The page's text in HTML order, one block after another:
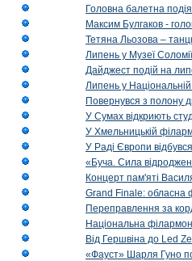
Головна балетна подія
Максим Булгаков -
Тетяна Льозова –
Липень у Музеї
Дайджест подій на
Липень у Національній
Повернувся з полону
У Сумах відкриють
У Хмельницькій
У Раді Європи
«Буча. Сила
Концерт пам'яті
Grand Finale: обласна
Переправлення за
Національна
Від Гершвіна до Led
«Фауст» Шарля Гуно